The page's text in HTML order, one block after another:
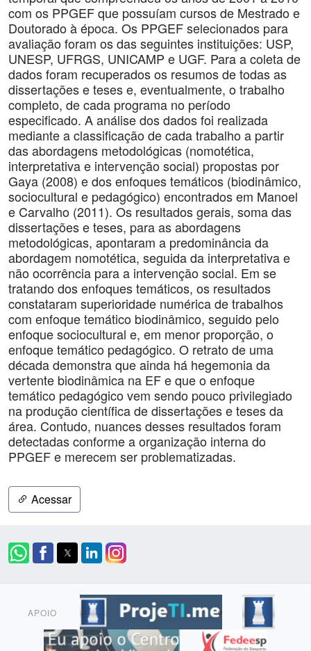
com os PPGEF que possuíam cursos de Mestrado e
Doutorado à época. Os PPGEF selecionados para
avaliação foram os das seguintes instituições: USP,
UNESP, UFRGS, UNICAMP e UGF. Para a coleta de
dados foram recuperados os resumos de todas as
dissertações e teses e, eventualmente, o trabalho
completo, de cada programa no período
especificado. A análise dos dados foi realizada
mediante a classificação de cada trabalho a partir
das abordagens metodológicas (nomotética,
interpretativa e intervenção social) propostas por
Gaya (2008) e dos enfoques temáticos (biodinâmico,
sociocultural e pedagógico) encontrados em Manoel
e Carvalho (2011). Os resultados gerais, soma das
dissertações e teses, para as abordagens
metodológicas, apontaram a predominância da
abordagem nomotética, seguida da interpretativa e
não ocorrência para a intervenção social. Em se
tratando dos enfoques temáticos, os resultados
constataram superioridade numérica de trabalhos
com enfoque temático biodinâmico, seguido pelo
enfoque sociocultural e, em menor proporção, o
enfoque temático pedagógico. O retrato de uma
década demonstra que ainda há hegemonia da
vertente biodinâmica na EF e que o enfoque
temático pedagógico vem sendo pouco privilegiado
na produção científica de dissertações e teses da
área. Contudo, nuances desses resultados foram
detectadas conforme a organização interna do
PPGEF e merecem ser problematizadas.
Acessar
APOIO